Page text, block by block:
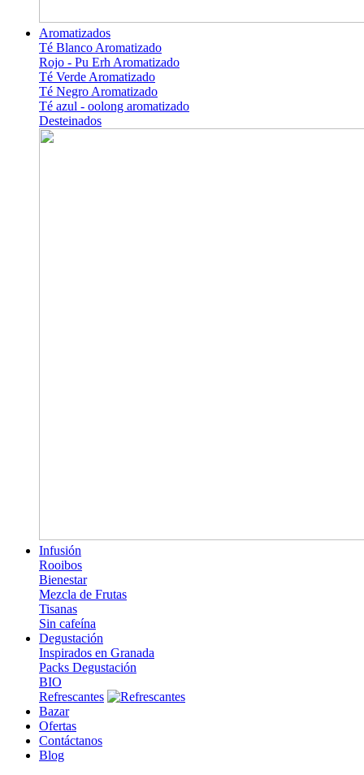
Aromatizados
Té Blanco Aromatizado
Rojo - Pu Erh Aromatizado
Té Verde Aromatizado
Té Negro Aromatizado
Té azul - oolong aromatizado
Desteinados
Infusión
Rooibos
Bienestar
Mezcla de Frutas
Tisanas
Sin cafeína
Degustación
Inspirados en Granada
Packs Degustación
BIO
Refrescantes
Bazar
Ofertas
Contáctanos
Blog